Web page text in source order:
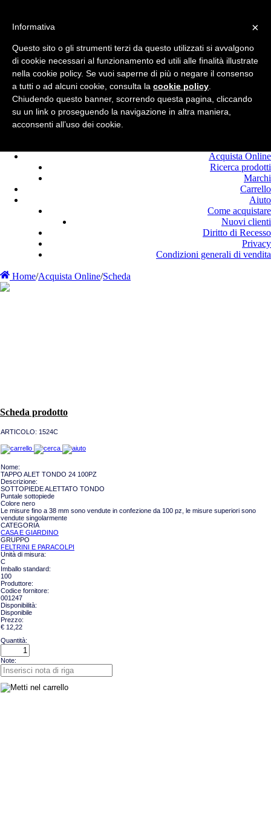
Chiamaci : +39.0525
Registrati
Login
Acquista Online
Ricerca prodotti
Marchi
Carrello
Aiuto
Come acquistare
Nuovi clienti
Diritto di Recesso
Privacy
Condizioni generali di vendita
Home/Acquista Online/Scheda
Scheda prodotto
ARTICOLO: 1524C
Nome:
TAPPO ALET TONDO 24 100PZ
Descrizione:
SOTTOPIEDE ALETTATO TONDO
Puntale sottopiede
Colore nero
Le misure fino a 38 mm sono vendute in confezione da 100 pz, le misure superiori sono
vendute singolarmente
CATEGORIA
CASA E GIARDINO
GRUPPO
FELTRINI E PARACOLPI
Unità di misura:
C
Imballo standard:
100
Produttore:
Codice fornitore:
001247
Disponibilità:
Disponibile
Prezzo:
€ 12,22
Quantità:
Note:
×
Informativa
Questo sito o gli strumenti terzi da questo utilizzati si avvalgono
di cookie necessari al funzionamento ed utili alle finalità illustrate
nella cookie policy. Se vuoi saperne di più o negare il consenso
a tutti o ad alcuni cookie, consulta la cookie policy
Chiudendo questo banner, scorrendo questa pagina, cliccando
su un link o proseguendo la navigazione in altra maniera,
acconsenti all’uso dei cookie.